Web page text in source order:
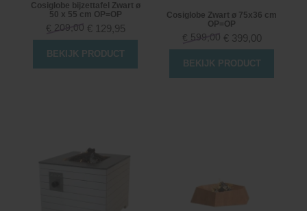
Cosiglobe bijzettafel Zwart ø
50 x 55 cm OP=OP
€ 209,00 € 129,95
BEKIJK PRODUCT
Cosiglobe Zwart ø 75x36 cm
OP=OP
€ 599,00 € 399,00
BEKIJK PRODUCT